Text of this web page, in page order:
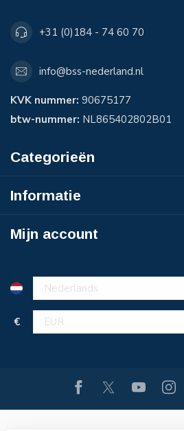
+31 (0)184 - 74 60 70
info@bss-nederland.nl
KVK nummer: 90675177
btw-nummer: NL865402802B01
Categorieën
Informatie
Mijn account
€